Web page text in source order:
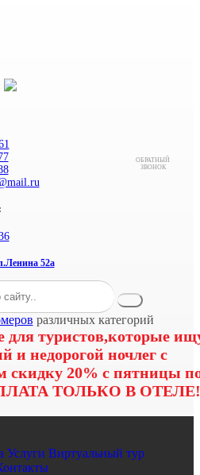
52а
ОБРАТНЫЙ
ЗВОНОК
различных категорий
для туристов,которые
и недорогой ночлег с
скидку 20% с пятницы
ТОЛЬКО В ОТЕЛЕ!
Услуги Виртуальный тур